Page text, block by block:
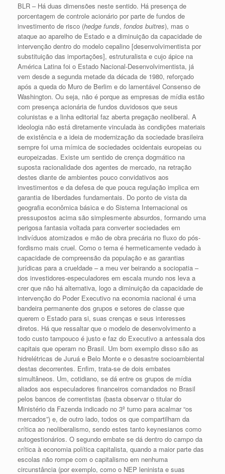
BLR – Há duas dimensões neste sentido. Há presença de
porcentagem de controle acionário por parte de fundos de
investimento de risco (hedge funds, fondos buitres), mas o
ataque ao aparelho de Estado e a diminuição da capacidade de
intervenção dentro do modelo cepalino [desenvolvimentista por
substituição das importações], estruturalista e cujo ápice na
América Latina foi o Estado Nacional-Desenvolvimentista, já
vem desde a segunda metade da década de 1980, reforçado
após a queda do Muro de Berlim e do lamentável Consenso de
Washington. Ou seja, não é porque as empresas de mídia estão
com presença acionária de fundos duvidosos que seus
colunistas e a linha editorial faz aberta pregação neoliberal. A
ideologia não está diretamente vinculada às condições materiais
de existência e a ideia de modernização da sociedade brasileira
sempre foi uma mímica de sociedades ocidentais europeias ou
europeizadas. Existe um sentido de crença dogmático na
suposta racionalidade dos agentes de mercado, na retração
destes diante de ambientes pouco convidativos aos
investimentos e da defesa de que pouca regulação implica em
garantia de liberdades fundamentais. Do ponto de vista da
geografia econômica básica e do Sistema Internacional os
pressupostos acima são simplesmente absurdos, formando uma
perigosa fantasia voltada para converter sociedades em
indivíduos atomizados e mão de obra precária no fluxo do pós-
fordismo mais cruel. Como o tema é hermeticamente vedado à
capacidade de compreensão da população e as garantias
jurídicas para a crueldade – a meu ver beirando a sociopatia –
dos investidores-especuladores em escala mundo nos leva a
crer que não há alternativa, logo a diminuição da capacidade de
intervenção do Poder Executivo na economia nacional é uma
bandeira permanente dos grupos e setores de classe que
querem o Estado para si, suas crenças e seus interesses
diretos. Há que ressaltar que o modelo de desenvolvimento a
todo custo tampouco é justo e faz do Executivo a antessala dos
capitais que operam no Brasil. Um bom exemplo disso são as
hidrelétricas de Juruá e Belo Monte e o desastre socioambiental
destas decorrentes. Enfim, trata-se de dois embates
simultâneos. Um, cotidiano, se dá entre os grupos de mídia
aliados aos especuladores financeiros comandados no Brasil
pelos bancos de correntistas (basta observar o titular do
Ministério da Fazenda indicado no 3º turno para acalmar “os
mercados”) e, de outro lado, todos os que compartilham da
crítica ao neoliberalismo, sendo estes tanto keynesianos como
autogestionários. O segundo embate se dá dentro do campo da
crítica à economia política capitalista, quando a maior parte das
escolas não rompe com o capitalismo em nenhuma
circunstância (por exemplo, como o NEP leninista e suas